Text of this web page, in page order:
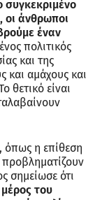
συγκεκριμένο
οι άνθρωποι
έναν
πολιτικός
και της
και αμάχους και
θετικό είναι
όπως η επίθεση
προβληματίζουν
σημείωσε ότι
του